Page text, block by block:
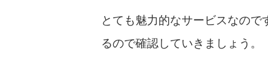
とても魅力的なサービスなので
るので確認していきましょう。